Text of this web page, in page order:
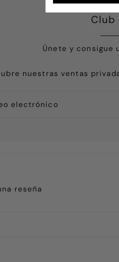
Club
Únete y consigue
nuestras ventas
reseña